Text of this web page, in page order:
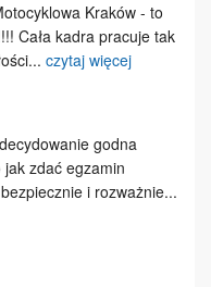
Kraków - to
Cała kadra pracuje tak
... czytaj więcej
godna
zdać egzamin
i rozważnie...